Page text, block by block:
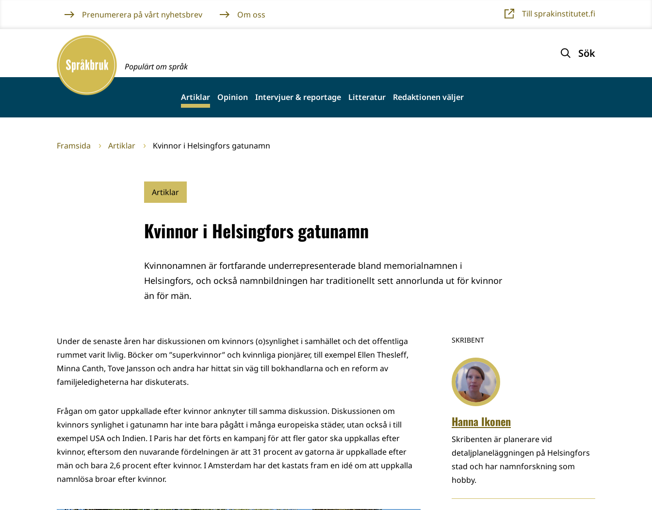
innehållet
Prenumerera på vårt nyhetsbrev Om oss Till sprakinstitutet.fi
Framsida
Populärt om språk
Sök
Artiklar Opinion Intervjuer & reportage Litteratur Redaktionen väljer
Framsida Artiklar Kvinnor i Helsingfors gatunamn
Artiklar
Kvinnor i Helsingfors gatunamn
Kvinnonamnen är fortfarande underrepresenterade bland memorialnamnen i
Helsingfors, och också namnbildningen har traditionellt sett annorlunda ut för kvinnor
än för män.
SKRIBENT
Hanna Ikonen
Skribenten är planerare vid
detaljplaneläggningen på Helsingfors
stad och har namnforskning som
hobby.
Under de senaste åren har diskussionen om kvinnors (o)synlighet i samhället och det offentliga
rummet varit livlig. Böcker om ”superkvinnor” och kvinnliga pionjärer, till exempel Ellen Thesleff,
Minna Canth, Tove Jansson och andra har hittat sin väg till bokhandlarna och en reform av
familjeledigheterna har diskuterats.
Frågan om gator uppkallade efter kvinnor anknyter till samma diskussion. Diskussionen om
kvinnors synlighet i gatunamn har inte bara pågått i många europeiska städer, utan också i till
exempel USA och Indien. I Paris har det förts en kampanj för att fler gator ska uppkallas efter
kvinnor, eftersom den nuvarande fördelningen är att 31 procent av gatorna är uppkallade efter
män och bara 2,6 procent efter kvinnor. I Amsterdam har det kastats fram en idé om att uppkalla
namnlösa broar efter kvinnor.